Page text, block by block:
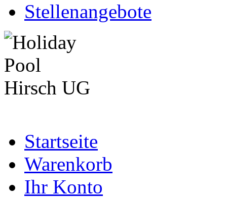
Stellenangebote
Startseite
Warenkorb
Ihr Konto